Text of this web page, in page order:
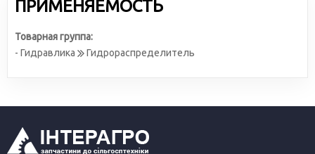
ПРИМЕНЯЕМОСТЬ
Товарная группа:
- Гидравлика
Гидрораспределитель